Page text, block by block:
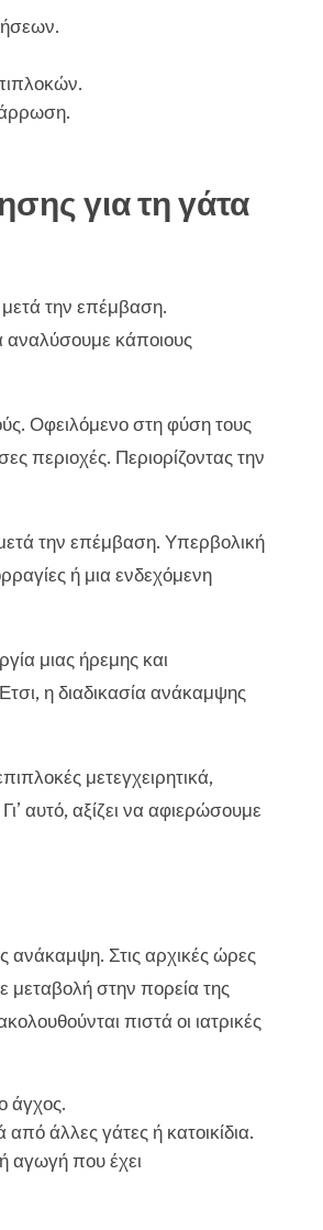
για τη γάτα
μετά την επέμβαση.
αναλύσουμε κάποιους
Οφειλόμενο στη φύση τους
περιοχές. Περιορίζοντας την
την επέμβαση. Υπερβολική
ή μια ενδεχόμενη
μιας ήρεμης και
η διαδικασία ανάκαμψης
μετεγχειρητικά,
αυτό, αξίζει να αφιερώσουμε
ανάκαμψη. Στις αρχικές ώρες
μεταβολή στην πορεία της
πιστά οι ιατρικές
άγχος.
άλλες γάτες ή κατοικίδια.
αγωγή που έχει